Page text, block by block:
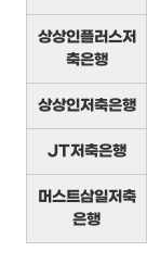
상상인플러스저
축은행
상상인저축은행
JT저축은행
머스트삼일저축
은행